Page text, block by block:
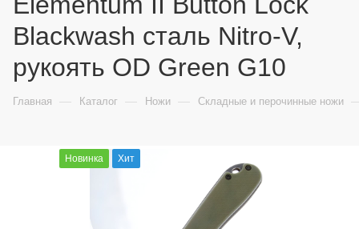
Blackwash сталь Nitro-V,
рукоять OD Green G10
Главная — Каталог — Ножи — Складные и перочинные ножи
Новинка Хит